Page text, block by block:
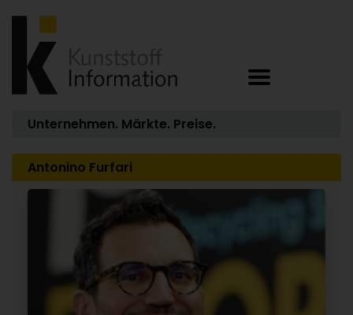
Unternehmen. Märkte. Preise.
Antonino Furfari